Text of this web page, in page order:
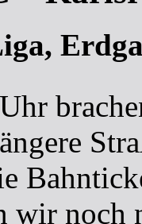
wir noch